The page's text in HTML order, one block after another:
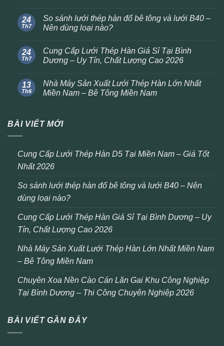
24
Th7
So sánh lưới thép hàn đổ bê tông và lưới B40 –
Nên dùng loại nào?
24
Th7
Cung Cấp Lưới Thép Hàn Giá Sỉ Tại Bình
Dương – Uy Tín, Chất Lượng Cao 2026
13
Th6
Nhà Máy Sản Xuất Lưới Thép Hàn Lớn Nhất
Miền Nam – Bê Tông Miền Nam
BÀI VIẾT MỚI
Cung Cấp Lưới Thép Hàn D5 Tại Miền Nam – Giá Tốt
Nhất 2026
So sánh lưới thép hàn đổ bê tông và lưới B40 – Nên
dùng loại nào?
Cung Cấp Lưới Thép Hàn Giá Sỉ Tại Bình Dương – Uy
Tín, Chất Lượng Cao 2026
Nhà Máy Sản Xuất Lưới Thép Hàn Lớn Nhất Miền Nam
– Bê Tông Miền Nam
Chuyên Xoa Nền Cào Cán Lăn Gai Khu Công Nghiệp
Tại Bình Dương – Thi Công Chuyên Nghiệp 2026
BÀI VIẾT GẦN ĐÂY